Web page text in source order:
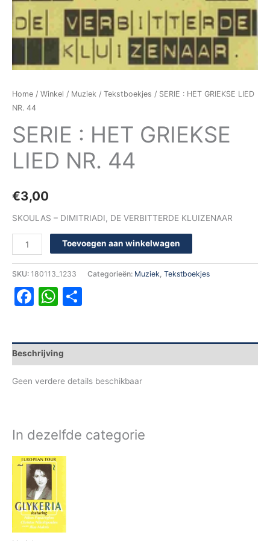
Home / Winkel / Muziek / Tekstboekjes / SERIE : HET GRIEKSE LIED
NR. 44
SERIE : HET GRIEKSE
LIED NR. 44
€3,00
SKOULAS – DIMITRIADI, DE VERBITTERDE KLUIZENAAR
Toevoegen aan winkelwagen
SKU: 180113_1233 Categorieën: Muziek, Tekstboekjes
Facebook
WhatsApp
Beschrijving
Geen verdere details beschikbaar
In dezelfde categorie